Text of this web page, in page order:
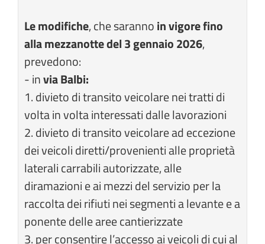
Le modifiche, che sarannoin vigore fino
alla mezzanotte del 3 gennaio 2026,
prevedono:
- invia Balbi:
1. divieto di transito veicolare nei tratti di
volta in volta interessati dalle lavorazioni
2. divieto di transito veicolare ad eccezione
dei veicoli diretti/provenienti alle proprietà
laterali carrabili autorizzate, alle
diramazioni e ai mezzi del servizio per la
raccolta dei rifiuti nei segmenti a levante e a
ponente delle aree cantierizzate
3. per consentire l’accesso ai veicoli di cui al